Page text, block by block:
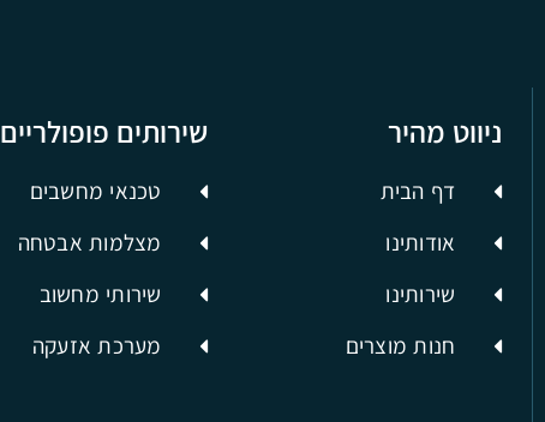
ניווט מהיר
דף הבית
אודותינו
שירותינו
חנות מוצרים
שירותים פופולריים
טכנאי מחשבים
מצלמות אבטחה
שירותי מחשוב
מערכת אזעקה